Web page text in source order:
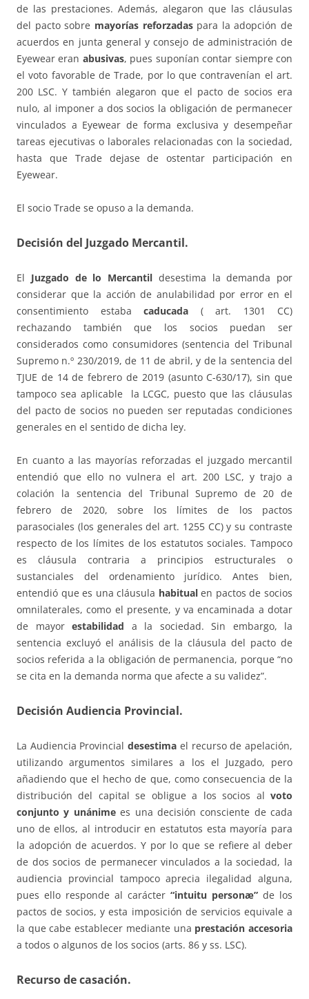
de las prestaciones. Además, alegaron que las cláusulas
del pacto sobre mayorías reforzadaspara la adopción de
acuerdos en junta general y consejo de administración de
Eyewear eran abusivas, pues suponían contar siempre con
el voto favorable de Trade, por lo que contravenían el art.
200 LSC. Y también alegaron que el pacto de socios era
nulo, al imponer a dos socios la obligación de permanecer
vinculados a Eyewear de forma exclusiva y desempeñar
tareas ejecutivas o laborales relacionadas con la sociedad,
hasta que Trade dejase de ostentar participación en
Eyewear.
El socio Trade se opuso a la demanda.
Decisión del Juzgado Mercantil.
El Juzgado de lo Mercantil desestima la demanda por
considerar que la acción de anulabilidad por error en el
consentimiento estaba caducada ( art. 1301 CC)
rechazando también que los socios puedan ser
considerados como consumidores (sentencia del Tribunal
Supremo n.º 230/2019, de 11 de abril, y de la sentencia del
TJUE de 14 de febrero de 2019 (asunto C-630/17), sin que
tampoco sea aplicable la LCGC, puesto que las cláusulas
del pacto de socios no pueden ser reputadas condiciones
generales en el sentido de dicha ley.
En cuanto a las mayorías reforzadas el juzgado mercantil
entendió que ello no vulnera el art. 200 LSC, y trajo a
colación la sentencia del Tribunal Supremo de 20 de
febrero de 2020, sobre los límites de los pactos
parasociales (los generales del art. 1255 CC) y su contraste
respecto de los límites de los estatutos sociales. Tampoco
es cláusula contraria a principios estructurales o
sustanciales del ordenamiento jurídico. Antes bien,
entendió que es una cláusula habitualen pactos de socios
omnilaterales, como el presente, y va encaminada a dotar
de mayor estabilidad a la sociedad. Sin embargo, la
sentencia excluyó el análisis de la cláusula del pacto de
socios referida a la obligación de permanencia, porque “no
se cita en la demanda norma que afecte a su validez”.
Decisión Audiencia Provincial.
La Audiencia Provincialdesestima el recurso de apelación,
utilizando argumentos similares a los el Juzgado, pero
añadiendo que el hecho de que, como consecuencia de la
distribución del capital se obligue a los socios al voto
conjunto y unánimees una decisión consciente de cada
uno de ellos, al introducir en estatutos esta mayoría para
la adopción de acuerdos. Y por lo que se refiere al deber
de dos socios de permanecer vinculados a la sociedad, la
audiencia provincial tampoco aprecia ilegalidad alguna,
pues ello responde al carácter “intuitu personæ” de los
pactos de socios, y esta imposición de servicios equivale a
la que cabe establecer mediante una prestación accesoria
a todos o algunos de los socios (arts. 86 y ss. LSC).
Recurso de casación.